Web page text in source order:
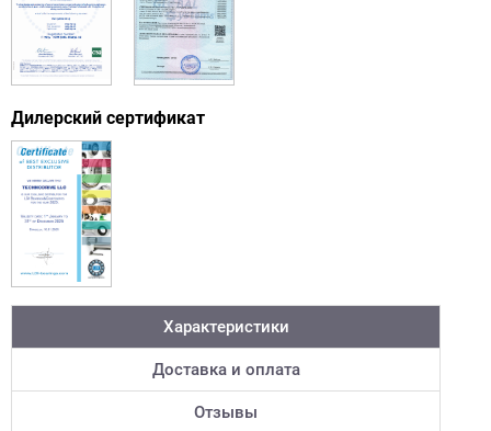
Дилерский сертификат
Характеристики
Доставка и оплата
Отзывы